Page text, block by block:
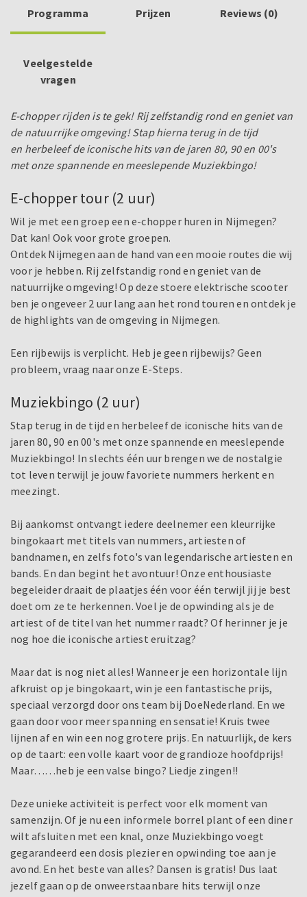
Programma Prijzen Reviews (0)
Veelgestelde
vragen
E-chopper rijden is te gek! Rij zelfstandig rond en geniet van
de natuurrijke omgeving! Stap hierna terug in de tijd
en herbeleef de iconische hits van de jaren 80, 90 en 00's
met onze spannende en meeslepende Muziekbingo!
E-chopper tour (2 uur)
Wil je met een groep een e-chopper huren in Nijmegen?
Dat kan! Ook voor grote groepen.
Ontdek Nijmegen aan de hand van een mooie routes die wij
voor je hebben. Rij zelfstandig rond en geniet van de
natuurrijke omgeving! Op deze stoere elektrische scooter
ben je ongeveer 2 uur lang aan het rond touren en ontdek je
de highlights van de omgeving in Nijmegen.
Een rijbewijs is verplicht. Heb je geen rijbewijs? Geen
probleem, vraag naar onze E-Steps.
Muziekbingo (2 uur)
Stap terug in de tijd en herbeleef de iconische hits van de
jaren 80, 90 en 00's met onze spannende en meeslepende
Muziekbingo! In slechts één uur brengen we de nostalgie
tot leven terwijl je jouw favoriete nummers herkent en
meezingt.
Bij aankomst ontvangt iedere deelnemer een kleurrijke
bingokaart met titels van nummers, artiesten of
bandnamen, en zelfs foto's van legendarische artiesten en
bands. En dan begint het avontuur! Onze enthousiaste
begeleider draait de plaatjes één voor één terwijl jij je best
doet om ze te herkennen. Voel je de opwinding als je de
artiest of de titel van het nummer raadt? Of herinner je je
nog hoe die iconische artiest eruitzag?
Maar dat is nog niet alles! Wanneer je een horizontale lijn
afkruist op je bingokaart, win je een fantastische prijs,
speciaal verzorgd door ons team bij DoeNederland. En we
gaan door voor meer spanning en sensatie! Kruis twee
lijnen af en win een nog grotere prijs. En natuurlijk, de kers
op de taart: een volle kaart voor de grandioze hoofdprijs!
Maar……heb je een valse bingo? Liedje zingen!!
Deze unieke activiteit is perfect voor elk moment van
samenzijn. Of je nu een informele borrel plant of een diner
wilt afsluiten met een knal, onze Muziekbingo voegt
gegarandeerd een dosis plezier en opwinding toe aan je
avond. En het beste van alles? Dansen is gratis! Dus laat
jezelf gaan op de onweerstaanbare hits terwijl onze